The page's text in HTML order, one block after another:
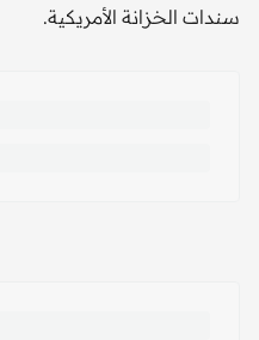
سندات الخزانة الأمريكية.